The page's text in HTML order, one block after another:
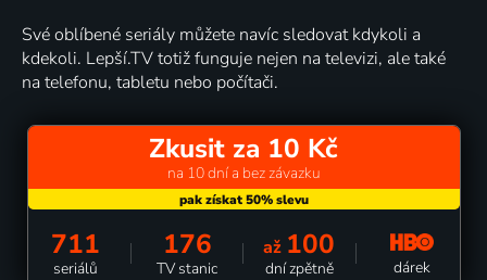
Své oblíbené seriály můžete navíc sledovat kdykoli a
kdekoli. Lepší.TV totiž funguje nejen na televizi, ale také
na telefonu, tabletu nebo počítači.
Zkusit za 10 Kč
na 10 dní a bez závazku
711
seriálů
176
TV stanic
až 100
dní zpětně dárek